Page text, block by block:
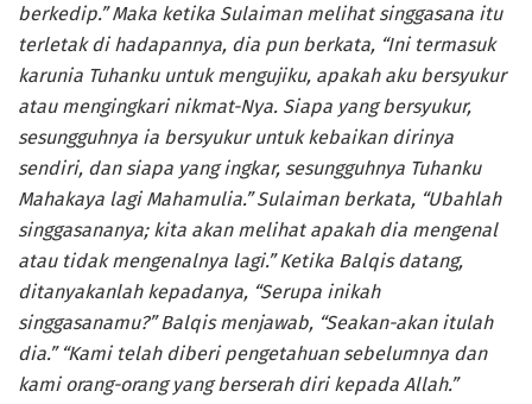
berkedip.” Maka ketika Sulaiman melihat singgasana itu
terletak di hadapannya, dia pun berkata, “Ini termasuk
karunia Tuhanku untuk mengujiku, apakah aku bersyukur
atau mengingkari nikmat-Nya. Siapa yang bersyukur,
sesungguhnya ia bersyukur untuk kebaikan dirinya
sendiri, dan siapa yang ingkar, sesungguhnya Tuhanku
Mahakaya lagi Mahamulia.” Sulaiman berkata, “Ubahlah
singgasananya; kita akan melihat apakah dia mengenal
atau tidak mengenalnya lagi.” Ketika Balqis datang,
ditanyakanlah kepadanya, “Serupa inikah
singgasanamu?” Balqis menjawab, “Seakan-akan itulah
dia.” “Kami telah diberi pengetahuan sebelumnya dan
kami orang-orang yang berserah diri kepada Allah.”